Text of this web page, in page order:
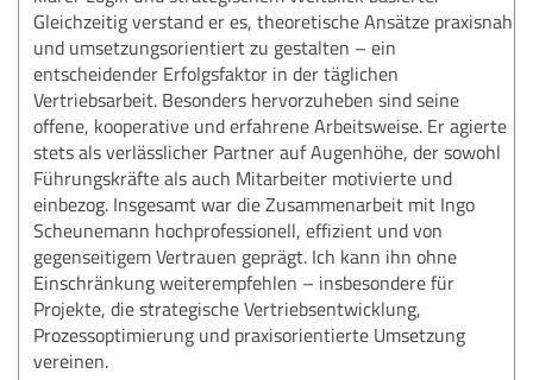
Gleichzeitig verstand er es, theoretische Ansätze praxisnah
und umsetzungsorientiert zu gestalten – ein
entscheidender Erfolgsfaktor in der täglichen
Vertriebsarbeit. Besonders hervorzuheben sind seine
offene, kooperative und erfahrene Arbeitsweise. Er agierte
stets als verlässlicher Partner auf Augenhöhe, der sowohl
Führungskräfte als auch Mitarbeiter motivierte und
einbezog. Insgesamt war die Zusammenarbeit mit Ingo
Scheunemann hochprofessionell, effizient und von
gegenseitigem Vertrauen geprägt. Ich kann ihn ohne
Einschränkung weiterempfehlen – insbesondere für
Projekte, die strategische Vertriebsentwicklung,
Prozessoptimierung und praxisorientierte Umsetzung
vereinen.